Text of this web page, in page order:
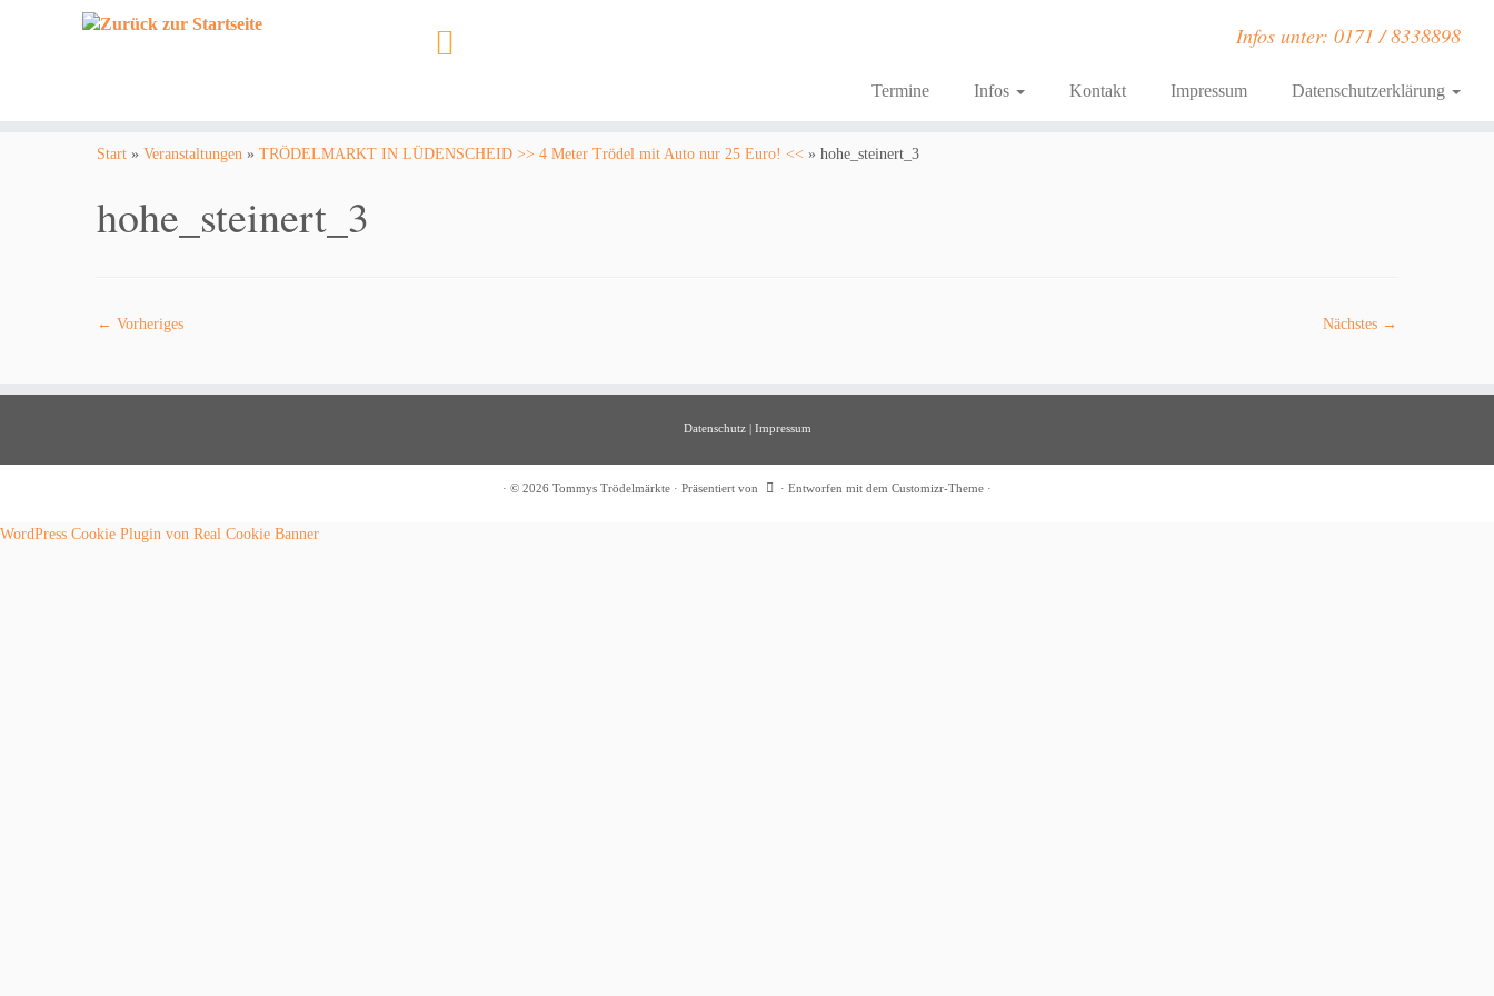
Infos unter: 0171 / 8338898
Termine Infos Kontakt Impressum Datenschutzerklärung
Start » Veranstaltungen » TRÖDELMARKT IN LÜDENSCHEID >> 4 Meter Trödel mit Auto nur 25 Euro! << » hohe_steinert_3
hohe_steinert_3
← Vorheriges Nächstes →
Datenschutz| Impressum
· © 2026 Tommys Trödelmärkte · Präsentiert von · Entworfen mit dem Customizr-Theme ·
WordPress Cookie Plugin von Real Cookie Banner